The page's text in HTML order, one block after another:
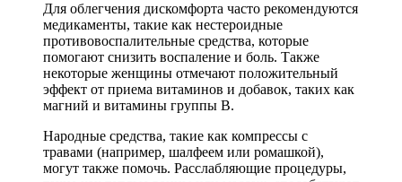
Для облегчения дискомфорта часто рекомендуются
медикаменты, такие как нестероидные
противовоспалительные средства, которые
помогают снизить воспаление и боль. Также
некоторые женщины отмечают положительный
эффект от приема витаминов и добавок, таких как
магний и витамины группы B.
Народные средства, такие как компрессы с
травами (например, шалфеем или ромашкой),
могут также помочь. Расслабляющие процедуры,